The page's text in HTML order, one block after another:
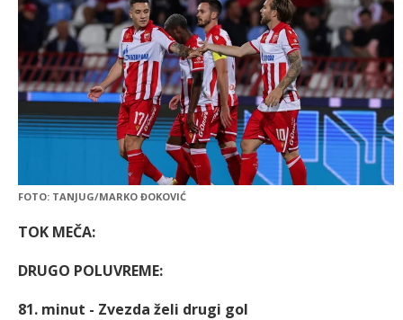
FOTO: TANJUG/MARKO ĐOKOVIĆ
TOK MEČA:
DRUGO POLUVREME:
81. minut - Zvezda želi drugi gol